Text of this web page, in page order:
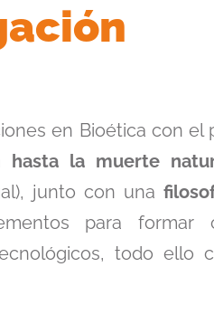
en Bioética con el
hasta la muerte
junto con una
para formar
todo ello